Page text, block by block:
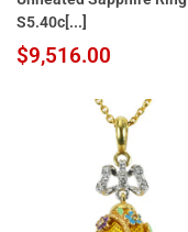
S5.40c[...]
$9,516.00